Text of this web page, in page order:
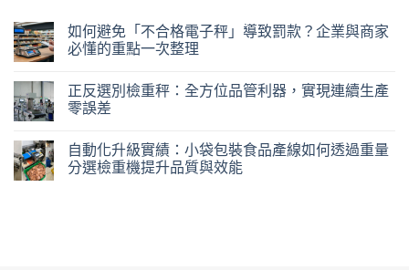
如何避免「不合格電子秤」導致罰款？企業與商家
必懂的重點一次整理
正反選別檢重秤：全方位品管利器，實現連續生產
零誤差
自動化升級實績：小袋包裝食品產線如何透過重量
分選檢重機提升品質與效能